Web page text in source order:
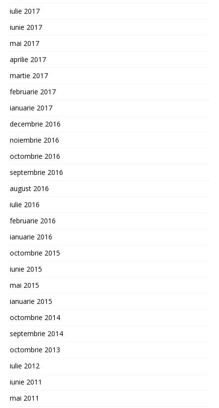
iulie 2017
iunie 2017
mai 2017
aprilie 2017
martie 2017
februarie 2017
ianuarie 2017
decembrie 2016
noiembrie 2016
octombrie 2016
septembrie 2016
august 2016
iulie 2016
februarie 2016
ianuarie 2016
octombrie 2015
iunie 2015
mai 2015
ianuarie 2015
octombrie 2014
septembrie 2014
octombrie 2013
iulie 2012
iunie 2011
mai 2011